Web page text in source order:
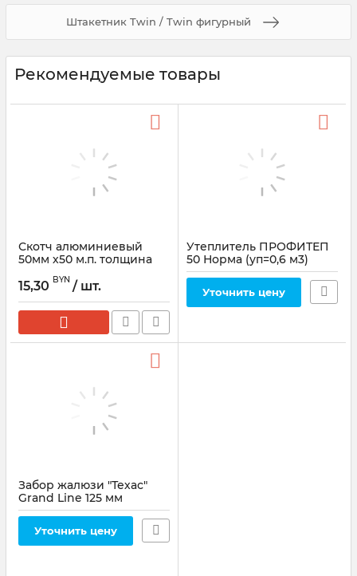
Штакетник Twin / Twin фигурный
Рекомендуемые товары
Скотч алюминиевый
50мм х50 м.п. толщина
15,30 BYN / шт.
Утеплитель ПРОФИТЕП
50 Норма (уп=0,6 м3)
Уточнить цену
Забор жалюзи "Техас"
Grand Line 125 мм
Уточнить цену